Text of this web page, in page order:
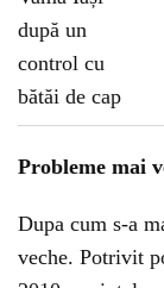
Probleme mai
Dupa cum s-a
veche. Potrivit